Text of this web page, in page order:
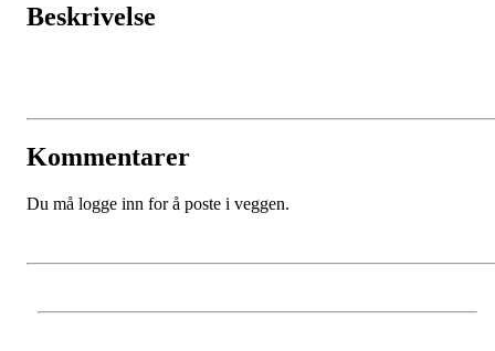
Beskrivelse
Kommentarer
Du må logge inn for å poste i veggen.